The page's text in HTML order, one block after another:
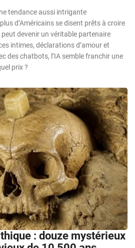
tendance aussi intrigante
d’Américains se disent prêts à croire
peut devenir un véritable partenaire
intimes, déclarations d’amour et
des chatbots, l’IA semble franchir une
prix ?
: douze mystérieux